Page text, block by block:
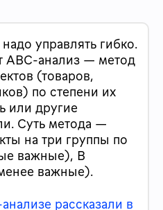
управлять гибко.
ABC-анализ — метод
(товаров,
по степени их
или другие
Суть метода —
на три группы по
важные), B
важные).
рассказали в